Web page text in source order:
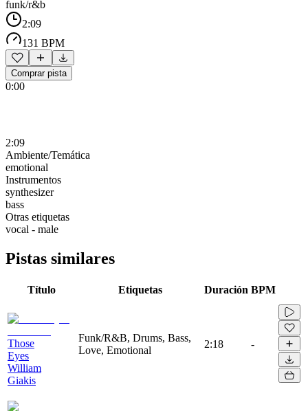
funk/r&b
2:09
131 BPM
Comprar pista
0:00
2:09
Ambiente/Temática
emotional
Instrumentos
synthesizer
bass
Otras etiquetas
vocal - male
Pistas similares
Título Etiquetas Duración BPM
Those
Eyes
William
Giakis
Funk/R&B, Drums, Bass,
Love, Emotional
2:18 -